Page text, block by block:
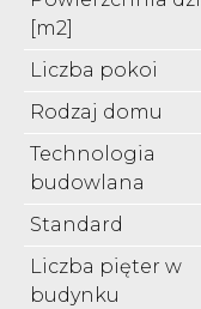
[m2]
Liczba pokoi
Rodzaj domu
Technologia
budowlana
Standard
Liczba pięter w
budynku